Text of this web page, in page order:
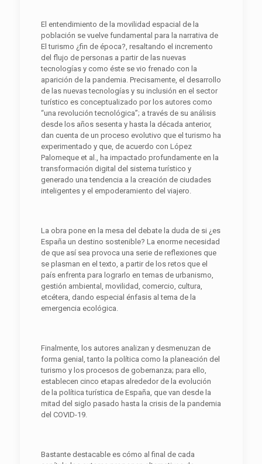
El entendimiento de la movilidad espacial de la
población se vuelve fundamental para la narrativa de
El turismo ¿fin de época?, resaltando el incremento
del flujo de personas a partir de las nuevas
tecnologías y como éste se vio frenado con la
aparición de la pandemia. Precisamente, el desarrollo
de las nuevas tecnologías y su inclusión en el sector
turístico es conceptualizado por los autores como
“una revolución tecnológica”; a través de su análisis
desde los años sesenta y hasta la década anterior,
dan cuenta de un proceso evolutivo que el turismo ha
experimentado y que, de acuerdo con López
Palomeque et al., ha impactado profundamente en la
transformación digital del sistema turístico y
generado una tendencia a la creación de ciudades
inteligentes y el empoderamiento del viajero.
La obra pone en la mesa del debate la duda de si ¿es
España un destino sostenible? La enorme necesidad
de que así sea provoca una serie de reflexiones que
se plasman en el texto, a partir de los retos que el
país enfrenta para lograrlo en temas de urbanismo,
gestión ambiental, movilidad, comercio, cultura,
etcétera, dando especial énfasis al tema de la
emergencia ecológica.
Finalmente, los autores analizan y desmenuzan de
forma genial, tanto la política como la planeación del
turismo y los procesos de gobernanza; para ello,
establecen cinco etapas alrededor de la evolución
de la política turística de España, que van desde la
mitad del siglo pasado hasta la crisis de la pandemia
del COVID-19.
Bastante destacable es cómo al final de cada